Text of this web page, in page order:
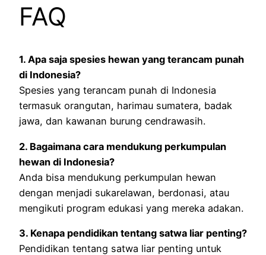
FAQ
1. Apa saja spesies hewan yang terancam punah
di Indonesia?
Spesies yang terancam punah di Indonesia
termasuk orangutan, harimau sumatera, badak
jawa, dan kawanan burung cendrawasih.
2. Bagaimana cara mendukung perkumpulan
hewan di Indonesia?
Anda bisa mendukung perkumpulan hewan
dengan menjadi sukarelawan, berdonasi, atau
mengikuti program edukasi yang mereka adakan.
3. Kenapa pendidikan tentang satwa liar penting?
Pendidikan tentang satwa liar penting untuk